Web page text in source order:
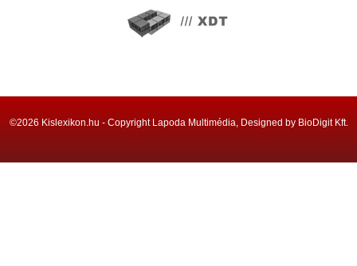
©2026 Kislexikon.hu - Copyright Lapoda Multimédia, Designed by BioDigit Kft.